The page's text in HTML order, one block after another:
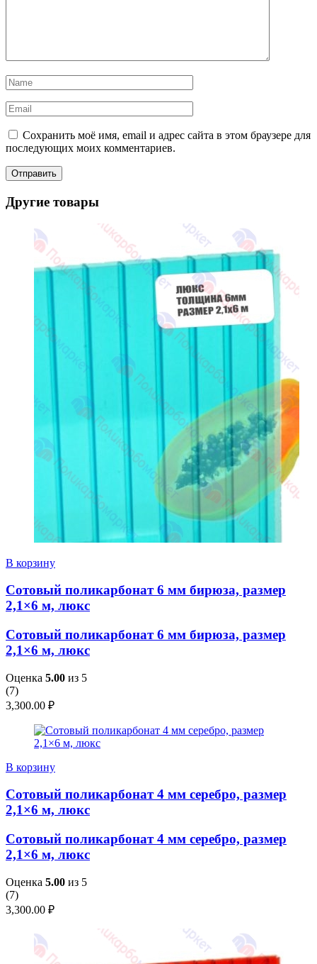
Сохранить моё имя, email и адрес сайта в этом браузере для
последующих моих комментариев.
Другие товары
В корзину
Сотовый поликарбонат 6 мм бирюза, размер
2,1×6 м, люкс
Сотовый поликарбонат 6 мм бирюза, размер
2,1×6 м, люкс
Оценка 5.00 из 5
(7)
3,300.00 ₽
В корзину
Сотовый поликарбонат 4 мм серебро, размер
2,1×6 м, люкс
Сотовый поликарбонат 4 мм серебро, размер
2,1×6 м, люкс
Оценка 5.00 из 5
(7)
3,300.00 ₽